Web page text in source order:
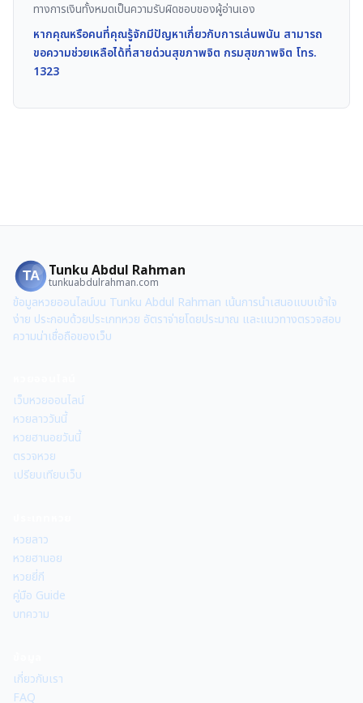
ทางการเงินทั้งหมดเป็นความรับผิดชอบของผู้อ่านเอง
หากคุณหรือคนที่คุณรู้จักมีปัญหาเกี่ยวกับการเล่นพนัน สามารถ
ขอความช่วยเหลือได้ที่สายด่วนสุขภาพจิต กรมสุขภาพจิต โทร.
1323
TA Tunku Abdul Rahman
tunkuabdulrahman.com
ข้อมูลหวยออนไลน์บน Tunku Abdul Rahman เน้นการนำเสนอแบบเข้าใจ
ง่าย ประกอบด้วยประเภทหวย อัตราจ่ายโดยประมาณ และแนวทางตรวจสอบ
ความน่าเชื่อถือของเว็บ
เว็บหวยออนไลน์
หวยลาววันนี้
หวยฮานอยวันนี้
ตรวจหวย
เปรียบเทียบเว็บ
หวยลาว
หวยฮานอย
หวยยี่กี
คู่มือ Guide
บทความ
เกี่ยวกับเรา
FAQ